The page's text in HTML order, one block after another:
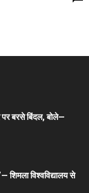
बरसे बिंदल, बोले—
शिमला विश्वविद्यालय से